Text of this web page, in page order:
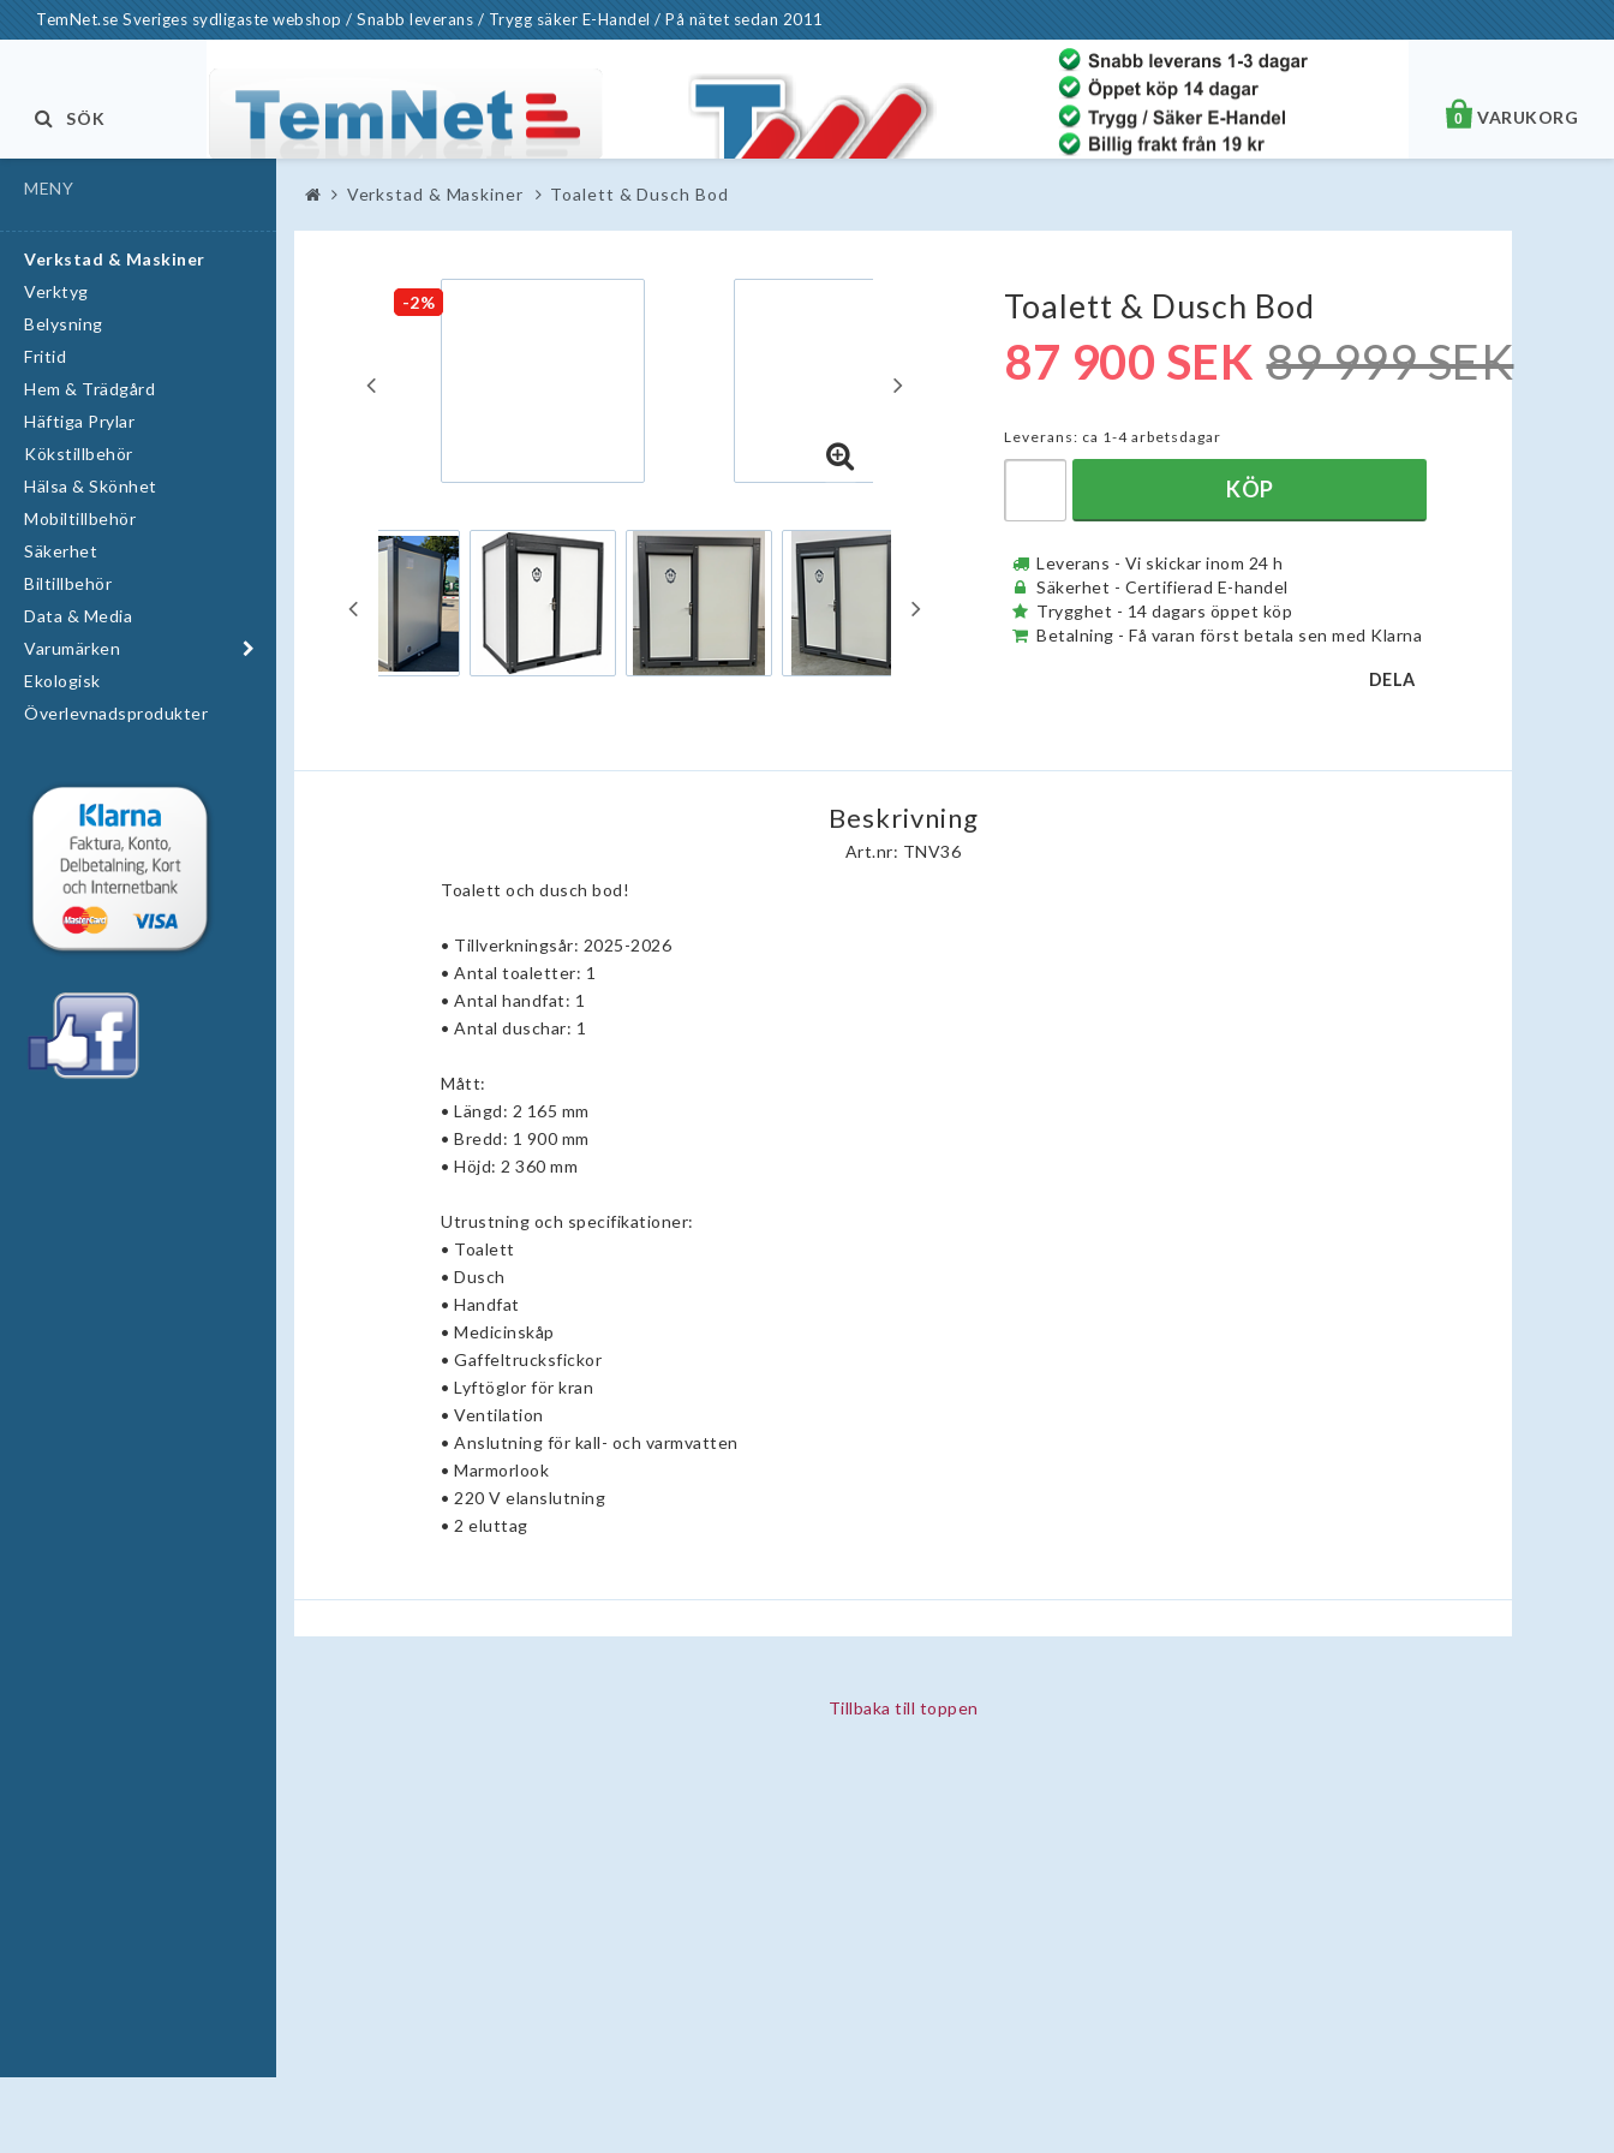
TemNet.se Sveriges sydligaste webshop / Snabb leverans / Trygg säker E-Handel / På nätet sedan 2011
VARUKORG
0
SÖK
MENY
Verkstad & Maskiner
Verktyg
Belysning
Fritid
Hem & Trädgård
Häftiga Prylar
Kökstillbehör
Hälsa & Skönhet
Mobiltillbehör
Säkerhet
Biltillbehör
Data & Media
Varumärken
Ekologisk
Överlevnadsprodukter
Verkstad & Maskiner Toalett & Dusch Bod
-2% Toalett & Dusch Bod
89 999 SEK
87 900 SEK
Leverans: ca 1-4 arbetsdagar
KÖP
Leverans - Vi skickar inom 24 h
Säkerhet - Certifierad E-handel
Trygghet - 14 dagars öppet köp
Betalning - Få varan först betala sen med Klarna
DELA
Beskrivning
Art.nr: TNV36
Toalett och dusch bod!
• Tillverkningsår: 2025-2026
• Antal toaletter: 1
• Antal handfat: 1
• Antal duschar: 1
Mått:
• Längd: 2 165 mm
• Bredd: 1 900 mm
• Höjd: 2 360 mm
Utrustning och specifikationer:
• Toalett
• Dusch
• Handfat
• Medicinskåp
• Gaffeltrucksfickor
• Lyftöglor för kran
• Ventilation
• Anslutning för kall- och varmvatten
• Marmorlook
• 220 V elanslutning
• 2 eluttag
Tillbaka till toppen